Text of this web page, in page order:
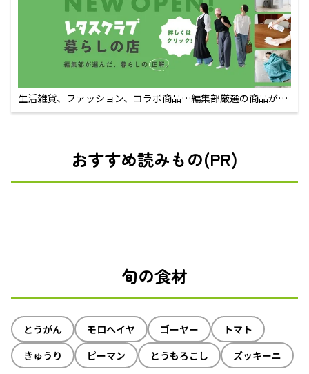
生活雑貨、ファッション、コラボ商品…編集部厳選の商品が買
えるECサイト
おすすめ読みもの(PR)
旬の食材
とうがん モロヘイヤ ゴーヤー
トマト
きゅうり
ピーマン とうもろこし ズッキーニ